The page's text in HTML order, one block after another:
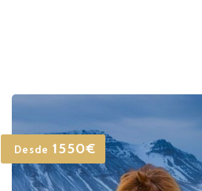
Desde 1550€